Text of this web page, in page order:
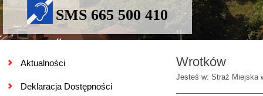
SMS 665 500 410
Aktualności
Deklaracja Dostępności
Wrotków
Jesteś w: Straż Miejska